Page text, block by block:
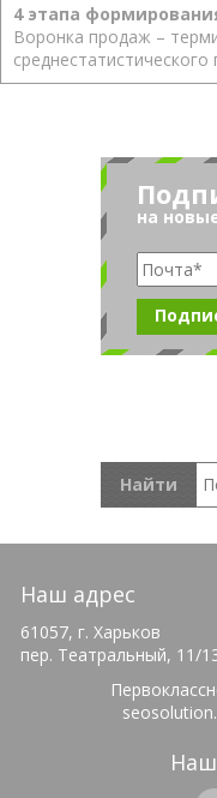
4 этапа
Воронка продаж –
на
Наш адрес
61057, г. Харьков
пер. Театральный, 11/